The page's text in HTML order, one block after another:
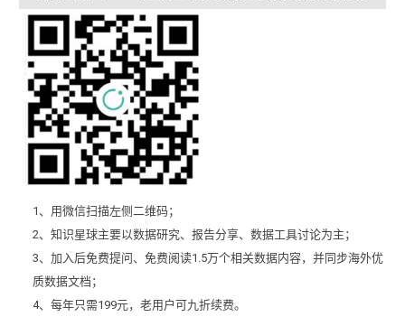
1、用微信扫描左侧二维码；
2、知识星球主要以数据研究、报告分享、数据工具讨论为主；
3、加入后免费提问、免费阅读1.5万个相关数据内容，并同步海外优
质数据文档；
4、每年只需199元，老用户可九折续费。